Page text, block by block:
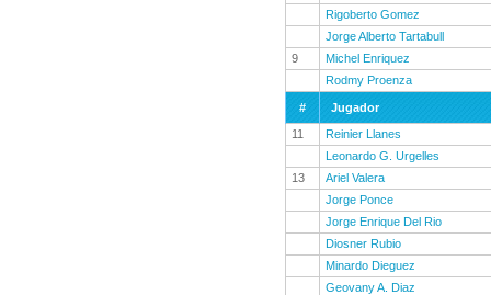
Rigoberto Gomez
Jorge Alberto Tartabull
9
Michel Enriquez
Rodmy Proenza
#
Jugador
11
Reinier Llanes
Leonardo G. Urgelles
13
Ariel Valera
Jorge Ponce
Jorge Enrique Del Rio
Diosner Rubio
Minardo Dieguez
Geovany A. Diaz